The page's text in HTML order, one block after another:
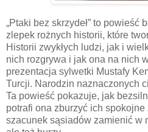
„Ptaki bez skrzydeł” to powieść
zlepek rożnych historii, które
Historii zwykłych ludzi, jak i
nich rozgrywa i jak ona na nich
prezentacja sylwetki Mustafy
Turcji. Narodzin naznaczonych
Ta powieść pokazuje, jak
potrafi ona zburzyć ich
szacunek sąsiadów zamienić w